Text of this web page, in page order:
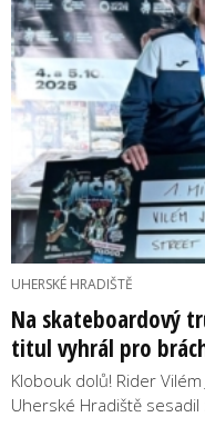
UHERSKÉ HRADIŠTĚ
Na skateboardový
titul vyhrál pro
Klobouk dolů! Rider
Uherské Hradiště